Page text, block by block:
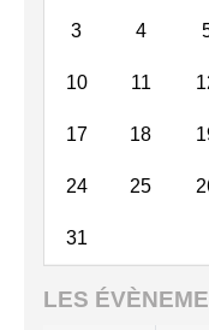
3 4
10 11
17 18
24 25
31
LES